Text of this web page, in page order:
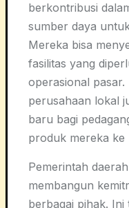
berkontribusi
sumber daya
Mereka bisa
fasilitas yang
operasional pasar.
perusahaan lokal
baru bagi
produk mereka ke
Pemerintah
membangun
berbagai pihak. Ini